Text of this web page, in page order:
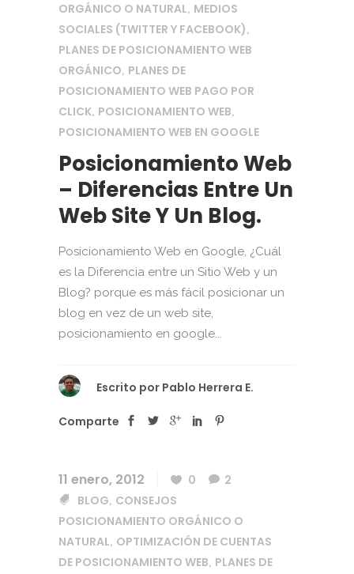
ORGÁNICO O NATURAL, MEDIOS
SOCIALES (TWITTER Y FACEBOOK),
PLANES DE POSICIONAMIENTO WEB
ORGÁNICO, PLANES DE
POSICIONAMIENTO WEB PAGO POR
CLICK, POSICIONAMIENTO WEB,
POSICIONAMIENTO WEB EN GOOGLE
Posicionamiento Web
– Diferencias Entre Un
Web Site Y Un Blog.
Posicionamiento Web en Google, ¿Cuál
es la Diferencia entre un Sitio Web y un
Blog? porque es más fácil posicionar un
blog en vez de un web site,
posicionamiento en google...
Escrito por Pablo Herrera E.
Comparte
11 enero, 2012 0
2
BLOG, CONSEJOS
POSICIONAMIENTO ORGÁNICO O
NATURAL, OPTIMIZACIÓN DE CUENTAS
DE POSICIONAMIENTO WEB, PLANES DE